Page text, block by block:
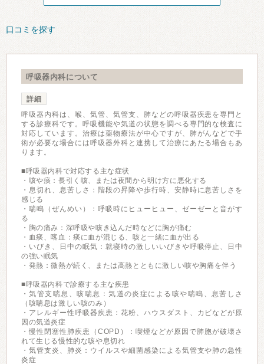
口コミを探す
呼吸器内科について
詳細
呼吸器内科は、喉、気管、気管支、肺などの呼吸器疾患を専門と
する診療科です。呼吸機能や気道の状態を調べる専門的な検査に
対応しています。治療は薬物療法が中心ですが、肺がんなどで手
術が必要な場合には呼吸器外科と連携して治療にあたる場合もあ
ります。
■呼吸器内科で対応する主な症状
・咳や痰：長引く咳、または夜間から明け方に悪化する
・息切れ、息苦しさ：階段の昇降や歩行時、安静時に息苦しさを
感じる
・喘鳴（ぜんめい）：呼吸時にヒューヒュー、ゼーゼーと音がす
る
・胸の痛み：深呼吸や咳き込んだ時などに胸が痛む
・血痰、喀血：痰に血が混じる、咳と一緒に血が出る
・いびき、日中の眠気：就寝時の激しいいびきや呼吸停止、日中
の強い眠気
・発熱：微熱が続く、または高熱とともに激しい咳や胸痛を伴う
■呼吸器内科で診療する主な疾患
・気管支喘息、咳喘息：気道の炎症による咳や喘鳴、息苦しさ
（咳喘息は激しい咳のみ）
・アレルギー性呼吸器疾患：花粉、ハウスダスト、カビなどが原
因の気道炎症
・慢性閉塞性肺疾患（COPD）：喫煙などが原因で肺胞が破壊さ
れて生じる慢性的な咳や息切れ
・気管支炎、肺炎：ウイルスや細菌感染による気管支や肺の急性
炎症